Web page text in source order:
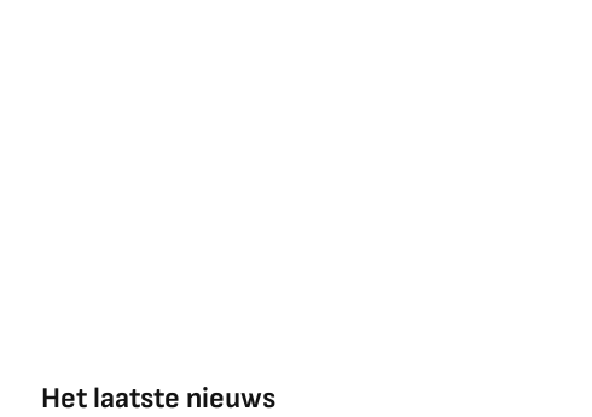
Het laatste nieuws